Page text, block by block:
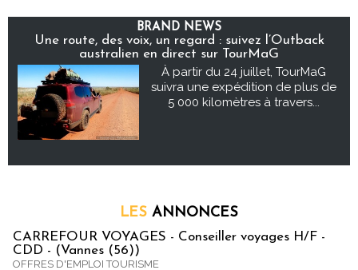
BRAND NEWS
Une route, des voix, un regard : suivez l’Outback
australien en direct sur TourMaG
À partir du 24 juillet, TourMaG
suivra une expédition de plus de
5 000 kilomètres à travers...
LES ANNONCES
CARREFOUR VOYAGES - Conseiller voyages H/F -
CDD - (Vannes (56))
OFFRES D'EMPLOI TOURISME